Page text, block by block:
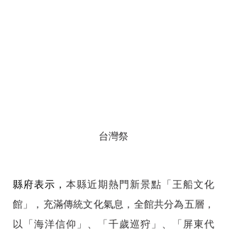
台灣祭
縣府表示， 本縣近期熱門新景點「王船文化
館」，充滿傳統文化氣息，全館共分為五層，
以「海洋信仰」、「千歲巡狩」、「屏東代